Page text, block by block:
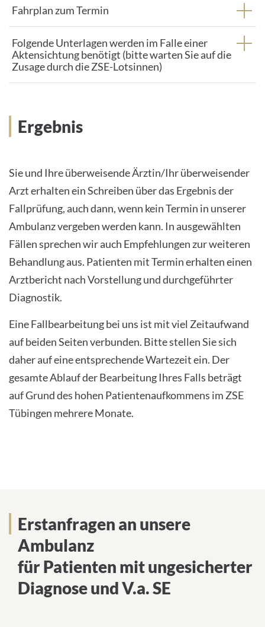
Fahrplan zum Termin
Folgende Unterlagen werden im Falle einer
Aktensichtung benötigt (bitte warten Sie auf die
Zusage durch die ZSE-Lotsinnen)
Ergebnis
Sie und Ihre überweisende Ärztin/Ihr überweisender
Arzt erhalten ein Schreiben über das Ergebnis der
Fallprüfung, auch dann, wenn kein Termin in unserer
Ambulanz vergeben werden kann. In ausgewählten
Fällen sprechen wir auch Empfehlungen zur weiteren
Behandlung aus. Patienten mit Termin erhalten einen
Arztbericht nach Vorstellung und durchgeführter
Diagnostik.
Eine Fallbearbeitung bei uns ist mit viel Zeitaufwand
auf beiden Seiten verbunden. Bitte stellen Sie sich
daher auf eine entsprechende Wartezeit ein. Der
gesamte Ablauf der Bearbeitung Ihres Falls beträgt
auf Grund des hohen Patientenaufkommens im ZSE
Tübingen mehrere Monate.
Online Formular
Erstanfragen an unsere
Ambulanz
für Patienten mit ungesicherter
Diagnose und V.a. SE